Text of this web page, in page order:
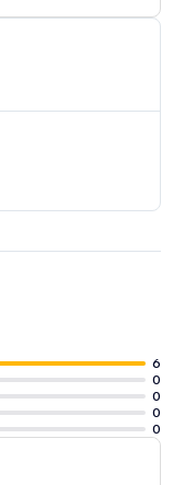
インターフェース
果的で効率的な方
6
0
0
0
0